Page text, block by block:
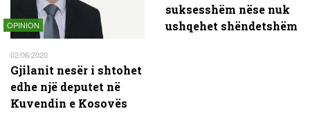
OPINION
02/06/2020
Gjilanit nesër i shtohet
edhe një deputet në
Kuvendin e Kosovës
suksesshëm nëse nuk
ushqehet shëndetshëm